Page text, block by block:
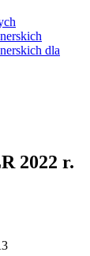
dla
2022 r.